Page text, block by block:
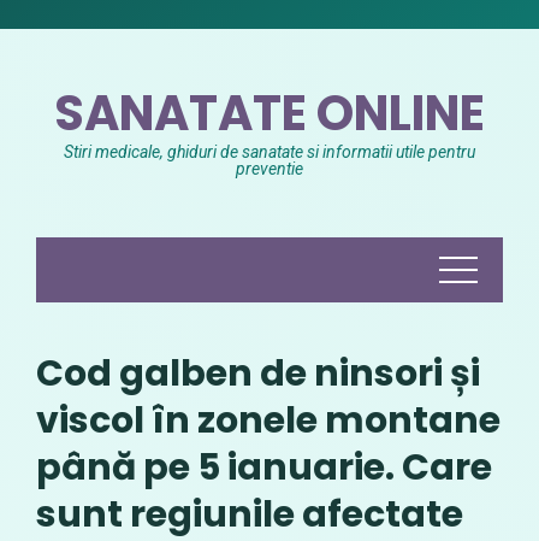
SANATATE ONLINE
Stiri medicale, ghiduri de sanatate si informatii utile pentru
preventie
Cod galben de ninsori și
viscol în zonele montane
până pe 5 ianuarie. Care
sunt regiunile afectate